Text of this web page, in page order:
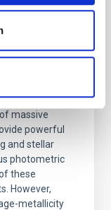
quiescent
Fe-, and
massive
powerful
and stellar
photometric
these
However,
metallicity